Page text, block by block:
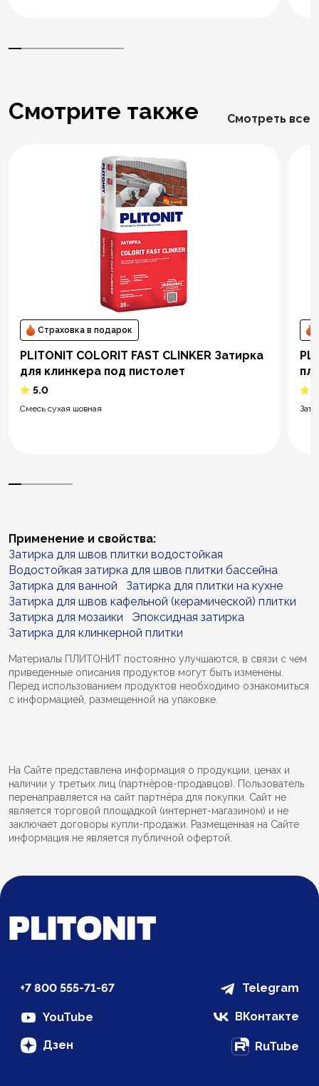
Смотрите также Смотреть все
Страховка в подарок
PLITONIT COLORIT FAST CLINKER Затирка
для клинкера под пистолет
5.0
Смесь сухая шовная
Применение и свойства:
Затирка для швов плитки водостойкая
Водостойкая затирка для швов плитки бассейна
Затирка для ванной
Затирка для плитки на кухне
Затирка для швов кафельной (керамической) плитки
Затирка для мозаики
Эпоксидная затирка
Затирка для клинкерной плитки
Материалы ПЛИТОНИТ постоянно улучшаются, в связи с чем
приведенные описания продуктов могут быть изменены.
Перед использованием продуктов необходимо ознакомиться
с информацией, размещенной на упаковке.
На Сайте представлена информация о продукции, ценах и
наличии у третьих лиц (партнёров-продавцов). Пользователь
перенаправляется на сайт партнёра для покупки. Сайт не
является торговой площадкой (интернет-магазином) и не
заключает договоры купли-продажи. Размещенная на Сайте
информация не является публичной офертой.
+7 800 555-71-67 Telegram
YouTube ВКонтакте
Дзен RuTube